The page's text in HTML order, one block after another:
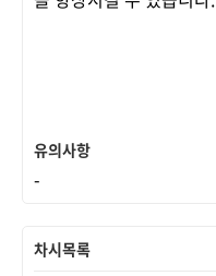
유의사항
-
차시목록